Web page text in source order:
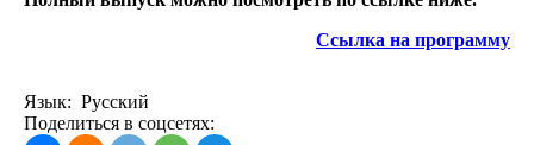
Ссылка на программу
Язык: Русский
Поделиться в соцсетях: